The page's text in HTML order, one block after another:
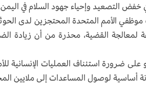
خفض التصعيد وإحياء جهود السلام في
الأمم المتحدة المحتجزين لدى
لمعالجة القضية، محذرة من أن زيادة
ضرورة استئناف العمليات الإنسانية
أساسية لوصول المساعدات إلى ملايين